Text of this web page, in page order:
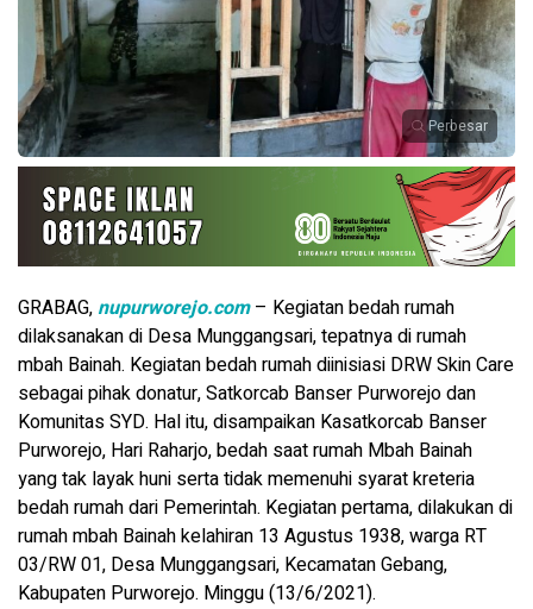
Perbesar
GRABAG, nupurworejo.com– Kegiatan bedah rumah
dilaksanakan di Desa Munggangsari, tepatnya di rumah
mbah Bainah. Kegiatan bedah rumah diinisiasi DRW Skin Care
sebagai pihak donatur, Satkorcab Banser Purworejo dan
Komunitas SYD. Hal itu, disampaikan Kasatkorcab Banser
Purworejo, Hari Raharjo,bedah saat rumah Mbah Bainah
yang tak layak huni serta tidak memenuhi syarat kreteria
bedah rumah dari Pemerintah. Kegiatan pertama, dilakukan di
rumah mbah Bainah kelahiran 13 Agustus 1938, warga RT
03/RW 01, Desa Munggangsari, Kecamatan Gebang,
Kabupaten Purworejo. Minggu (13/6/2021).